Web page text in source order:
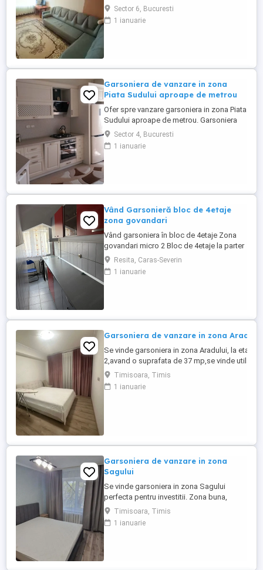
de 34mp, la capatul liniei 41 Ghencea si 10
min pana la statie de metrou Favorit, zone
comerciale in imediata apropiere.In pret
Sector 6, Bucuresti
1 ianuarie
Garsoniera de vanzare in zona
Piata Sudului aproape de metrou
Ofer spre vanzare garsoniera in zona Piata
Sudului aproape de metrou. Garsoniera
este situata in zona linistita, dispunde de
o suprafata totala de 41 mp, etaj 3. Foarte
aproape de Sun Plazza , statia de metrou
Sector 4, Bucuresti
1 ianuarie
Vând Garsonieră bloc de 4etaje
zona govandari
Vând garsoniera în bloc de 4etaje Zona
govandari micro 2 Bloc de 4etaje la parter
Zona micro 4 Pozele nu sunt de la
garsoniera Deține centrală termica proprie
Termopane peste tot Gresie și faianță
Resita, Caras-Severin
1 ianuarie
Garsoniera de vanzare in zona Aradului
Se vinde garsoniera in zona Aradului, la etajul
2,avand o suprafata de 37 mp,se vinde utilata
mobilata exact cum se vede si in poze. Zona in
care se afla ofera acces la mijloace de
in
Timisoara, Timis
1 ianuarie
Garsoniera de vanzare in zona
Sagului
Se vinde garsoniera in zona Sagului
perfecta pentru investitii. Zona buna,
aproape de Shopping City, acces facil la
mijloace de transport in comun (atat
autobuze cat si tramvaie), Profi, Unicarm,
Timisoara, Timis
1 ianuarie